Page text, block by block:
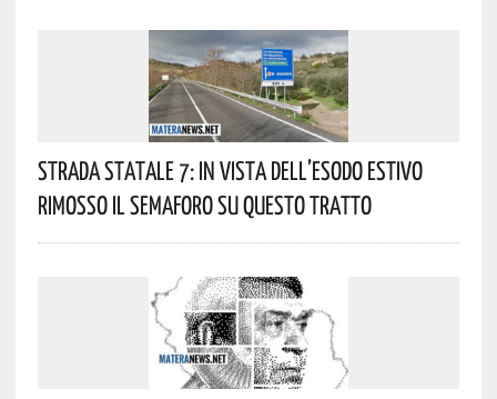
Strada Statale 7: In Vista Dell’esodo Estivo
Rimosso Il Semaforo Su Questo Tratto